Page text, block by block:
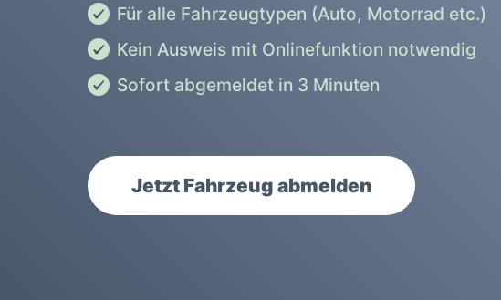
Für alle Fahrzeugtypen (Auto, Motorrad etc.)
Kein Ausweis mit Onlinefunktion notwendig
Sofort abgemeldet in 3 Minuten
Jetzt Fahrzeug abmelden